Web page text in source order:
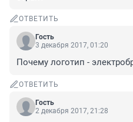
ОТВЕТИТЬ
Гость
3 декабря 2017, 01:20
Почему логотип -
ОТВЕТИТЬ
Гость
2 декабря 2017, 21:28